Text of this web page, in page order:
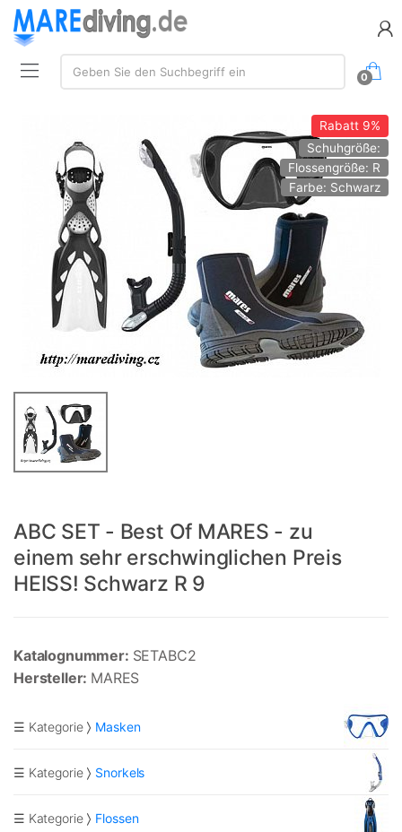
Suche:
Geben Sie den Suchbegriff ein
0
Rabatt9%
Schuhgröße:
Flossengröße: R
Farbe: Schwarz
ABC SET - Best Of MARES - zu
einem sehr erschwinglichen Preis
HEISS! Schwarz R 9
Katalognummer: SETABC2
Hersteller: MARES
☰ Kategorie Masken
☰ Kategorie Snorkels
☰ Kategorie Flossen